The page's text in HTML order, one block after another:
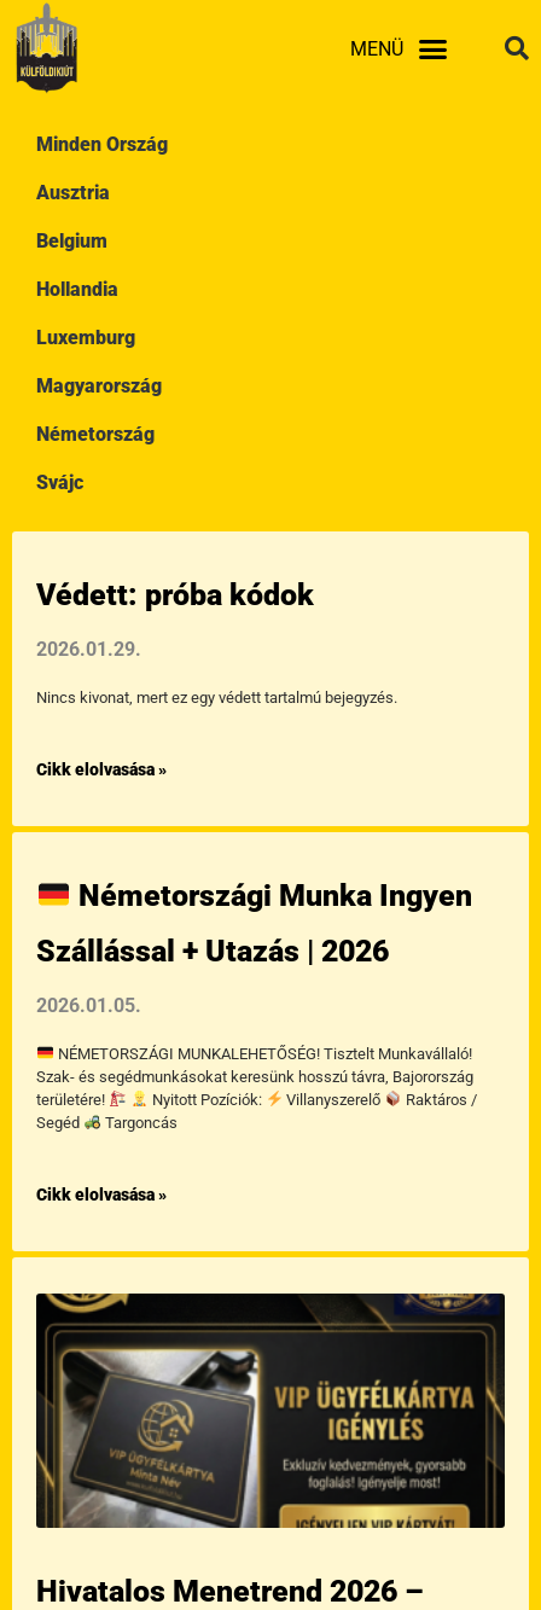
Skip
to
MENÜ
Minden Ország
Ausztria
Belgium
Hollandia
Luxemburg
Magyarország
Németország
Svájc
Védett: próba kódok
2026.01.29.
Nincs kivonat, mert ez egy védett tartalmú bejegyzés.
Cikk elolvasása »
Németországi Munka Ingyen
Szállással + Utazás | 2026
2026.01.05.
NÉMETORSZÁGI MUNKALEHETŐSÉG! Tisztelt Munkavállaló!
Szak- és segédmunkásokat keresünk hosszú távra, Bajorország
területére!
Nyitott Pozíciók: Villanyszerelő
Raktáros /
Segéd
Targoncás
Cikk elolvasása »
Hivatalos Menetrend 2026 –